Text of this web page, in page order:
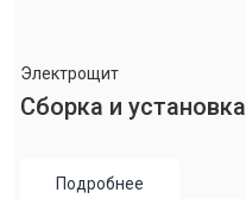
Электрощит
Сборка и установка
Подробнее